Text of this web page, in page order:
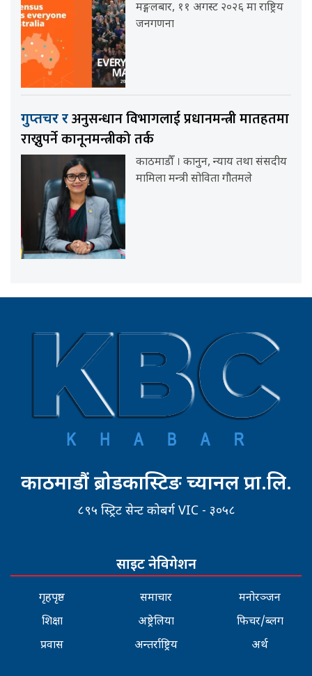
मङ्गलबार, ११ अगस्ट २०२६ मा राष्ट्रिय
जनगणना
गुप्तचर रअनुसन्धान विभागलाई प्रधानमन्त्री मातहतमा
राख्नुपर्ने कानूनमन्त्रीको तर्क
काठमाडौँ । कानुन, न्याय तथा संसदीय
मामिला मन्त्री सोविता गौतमले
काठमाडौं ब्रोडकास्टिङ च्यानल प्रा.लि.
८९५ स्ट्रिट सेन्ट कोबर्ग VIC - ३०५८
साइट नेविगेशन
गृहपृष्ठ
शिक्षा
प्रवास
समाचार
अष्ट्रेलिया
अन्तर्राष्ट्रिय
मनोरञ्जन
फिचर/ब्लग
अर्थ